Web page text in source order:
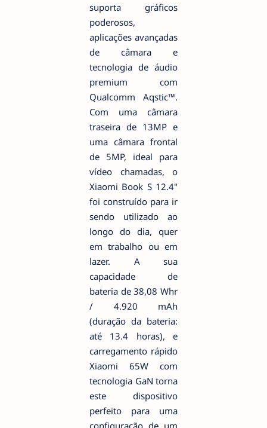
suporta gráficos
poderosos,
aplicações avançadas
de câmara e
tecnologia de áudio
premium com
Qualcomm Aqstic™.
Com uma câmara
traseira de 13MP e
uma câmara frontal
de 5MP, ideal para
vídeo chamadas, o
Xiaomi Book S 12.4"
foi construído para ir
sendo utilizado ao
longo do dia, quer
em trabalho ou em
lazer. A sua
capacidade de
bateria de 38,08 Whr
/ 4.920 mAh
(duração da bateria:
até 13.4 horas), e
carregamento rápido
Xiaomi 65W com
tecnologia GaN torna
este dispositivo
perfeito para uma
configuração de um